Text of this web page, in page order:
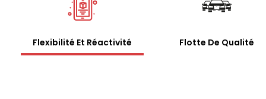
Flexibilité Et Réactivité Flotte De Qualité